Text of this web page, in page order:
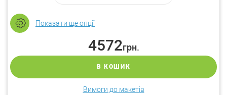
Показати ще опції
4572грн.
В КОШИК
Вимоги до макетів